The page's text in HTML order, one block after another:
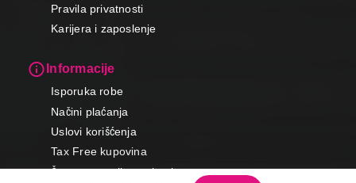
Pravila privatnosti
Karijera i zaposlenje
Informacije
Isporuka robe
Načini plaćanja
Uslovi korišćenja
Tax Free kupovina
Česta postavljana pitanja